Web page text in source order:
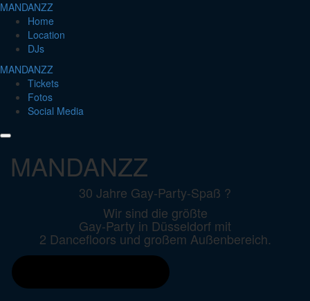
MANDANZZ
Home
Location
DJs
MANDANZZ
Tickets
Fotos
Social Media
MANDANZZ
30 Jahre Gay-Party-Spaß ?
Wir sind die größte
Gay-Party in Düsseldorf mit
2 Dancefloors und großem Außenbereich.